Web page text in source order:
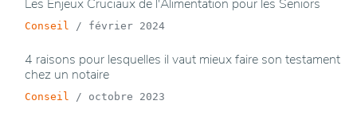
Les Enjeux Cruciaux de l'Alimentation pour les Seniors
Conseil / février 2024
4 raisons pour lesquelles il vaut mieux faire son testament
chez un notaire
Conseil / octobre 2023